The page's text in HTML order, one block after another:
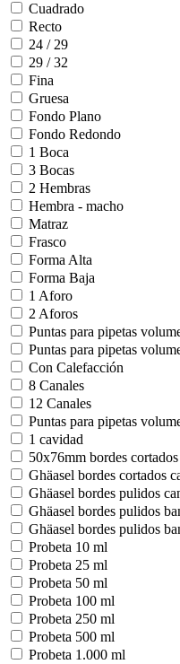
Cuadrado
Recto
24 / 29
29 / 32
Fina
Gruesa
Fondo Plano
Fondo Redondo
1 Boca
3 Bocas
2 Hembras
Hembra - macho
Matraz
Frasco
Forma Alta
Forma Baja
1 Aforo
2 Aforos
Puntas para pipetas
Puntas para pipetas
Con Calefacción
8 Canales
12 Canales
Puntas para pipetas
1 cavidad
50x76mm bordes cortados
Ghäasel bordes cortados
Ghäasel bordes pulidos
Ghäasel bordes pulidos
Ghäasel bordes pulidos
Probeta 10 ml
Probeta 25 ml
Probeta 50 ml
Probeta 100 ml
Probeta 250 ml
Probeta 500 ml
Probeta 1.000 ml